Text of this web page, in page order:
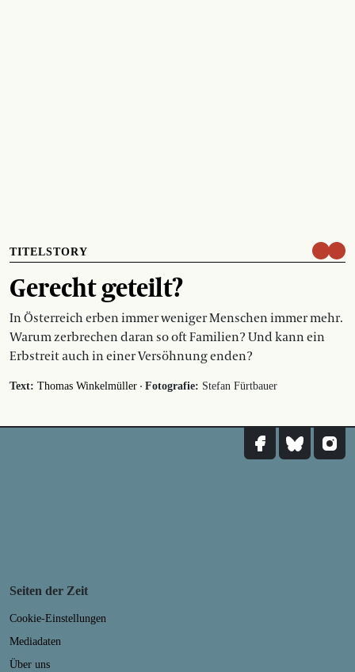
TITELSTORY
Gerecht geteilt?
In Österreich erben immer weniger Menschen immer mehr.
Warum zerbrechen daran so oft Familien? Und kann ein
Erbstreit auch in einer Versöhnung enden?
Text: Thomas Winkelmüller · Fotografie: Stefan Fürtbauer
Seiten der Zeit
Cookie-Einstellungen
Mediadaten
Über uns